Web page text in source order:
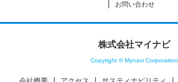
お問い合わせ
株式会社マイナビ
Copyright © Mynavi Corporation